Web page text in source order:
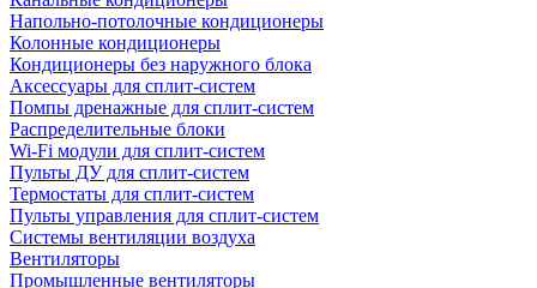
Напольно-потолочные кондиционеры
Колонные кондиционеры
Кондиционеры без наружного блока
Аксессуары для сплит-систем
Помпы дренажные для сплит-систем
Распределительные блоки
Wi-Fi модули для сплит-систем
Пульты ДУ для сплит-систем
Термостаты для сплит-систем
Пульты управления для сплит-систем
Системы вентиляции воздуха
Вентиляторы
Промышленные вентиляторы